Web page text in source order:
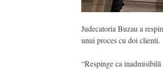
Judecatoria Buzau a
unui proces cu doi clienti.
“Respinge ca